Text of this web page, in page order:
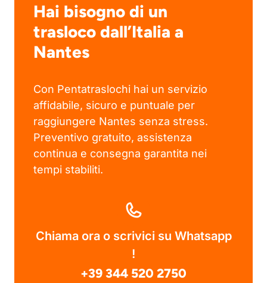
Hai bisogno di un
trasloco dall’Italia a
Nantes
Con Pentatraslochi hai un servizio
affidabile, sicuro e puntuale per
raggiungere Nantes senza stress.
Preventivo gratuito, assistenza
continua e consegna garantita nei
tempi stabiliti.
Chiama ora o scrivici su Whatsapp
!
+39 344 520 2750